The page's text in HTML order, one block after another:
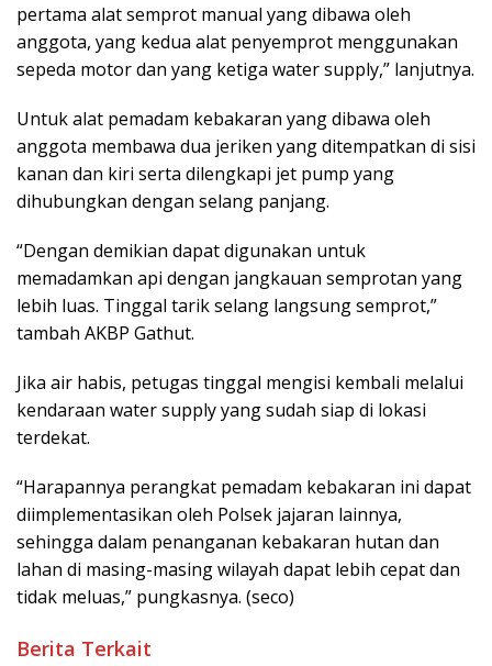
pertama alat semprot manual yang dibawa oleh
anggota, yang kedua alat penyemprot menggunakan
sepeda motor dan yang ketiga water supply,” lanjutnya.
Untuk alat pemadam kebakaran yang dibawa oleh
anggota membawa dua jeriken yang ditempatkan di sisi
kanan dan kiri serta dilengkapi jet pump yang
dihubungkan dengan selang panjang.
“Dengan demikian dapat digunakan untuk
memadamkan api dengan jangkauan semprotan yang
lebih luas. Tinggal tarik selang langsung semprot,”
tambah AKBP Gathut.
Jika air habis, petugas tinggal mengisi kembali melalui
kendaraan water supply yang sudah siap di lokasi
terdekat.
“Harapannya perangkat pemadam kebakaran ini dapat
diimplementasikan oleh Polsek jajaran lainnya,
sehingga dalam penanganan kebakaran hutan dan
lahan di masing-masing wilayah dapat lebih cepat dan
tidak meluas,” pungkasnya. (seco)
Berita Terkait